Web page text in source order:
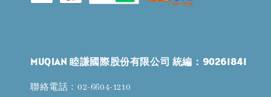
MUQIAN 睦謙國際股份有限公司 統編：90261841
聯絡電話：02-6604-1210